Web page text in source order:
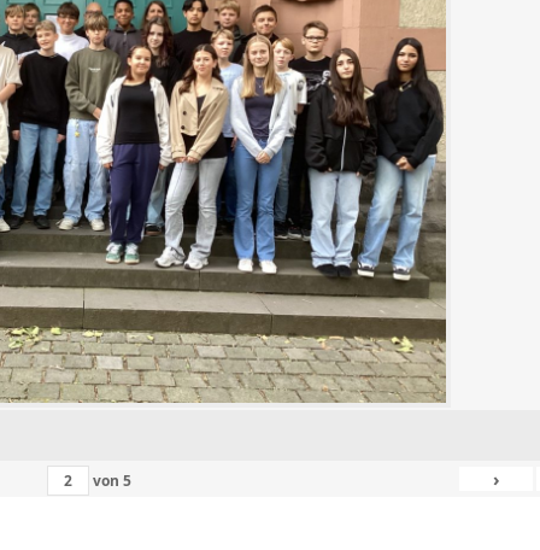
von 5 ›